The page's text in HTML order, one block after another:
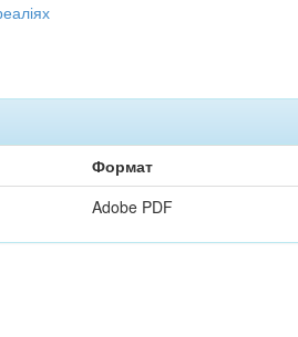
Формат
Adobe PDF